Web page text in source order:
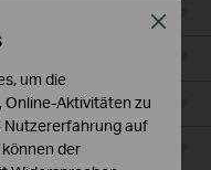
um die
Online-Aktivitäten zu
Nutzererfahrung auf
der
Close